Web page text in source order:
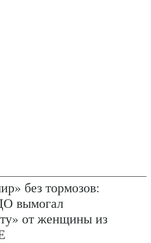
без тормозов:
вымогал
от женщины из